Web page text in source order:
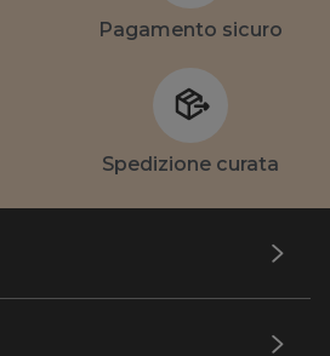
Pagamento sicuro
Spedizione curata